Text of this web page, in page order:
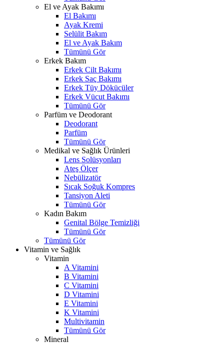
El ve Ayak Bakımı
El Bakımı
Ayak Kremi
Selülit Bakım
El ve Ayak Bakım
Tümünü Gör
Erkek Bakım
Erkek Cilt Bakımı
Erkek Saç Bakımı
Erkek Tüy Dökücüler
Erkek Vücut Bakımı
Tümünü Gör
Parfüm ve Deodorant
Deodorant
Parfüm
Tümünü Gör
Medikal ve Sağlık Ürünleri
Lens Solüsyonları
Ateş Ölçer
Nebülizatör
Sıcak Soğuk Kompres
Tansiyon Aleti
Tümünü Gör
Kadın Bakım
Genital Bölge Temizliği
Tümünü Gör
Tümünü Gör
Vitamin ve Sağlık
Vitamin
A Vitamini
B Vitamini
C Vitamini
D Vitamini
E Vitamini
K Vitamini
Multivitamin
Tümünü Gör
Mineral